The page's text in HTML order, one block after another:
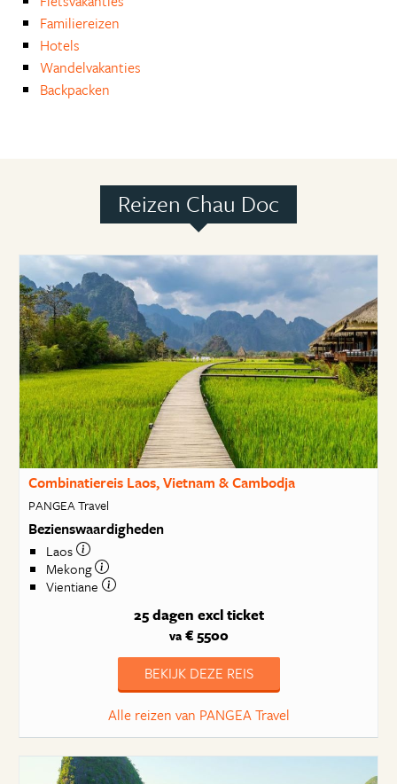
Familiereizen
Hotels
Wandelvakanties
Backpacken
Reizen Chau Doc
Combinatiereis Laos, Vietnam & Cambodja
PANGEA Travel
Bezienswaardigheden
Laos
Mekong
Vientiane
25 dagen excl ticket
va€ 5500
BEKIJK DEZE REIS
Alle reizen van PANGEA Travel